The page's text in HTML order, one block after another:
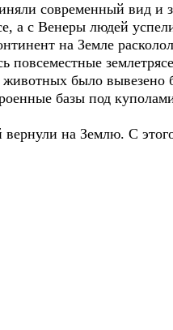
современный вид и
а с Венеры людей
на Земле
повсеместные
было вывезено
базы под
вернули на Землю. С